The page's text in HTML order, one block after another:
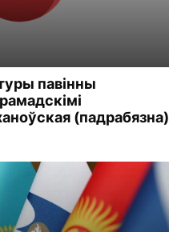
павінны
(падрабязна)